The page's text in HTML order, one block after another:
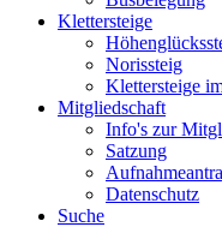
Klettersteige
Norissteig
Klettersteige
Mitgliedschaft
Info's zur
Satzung
Datenschutz
Suche